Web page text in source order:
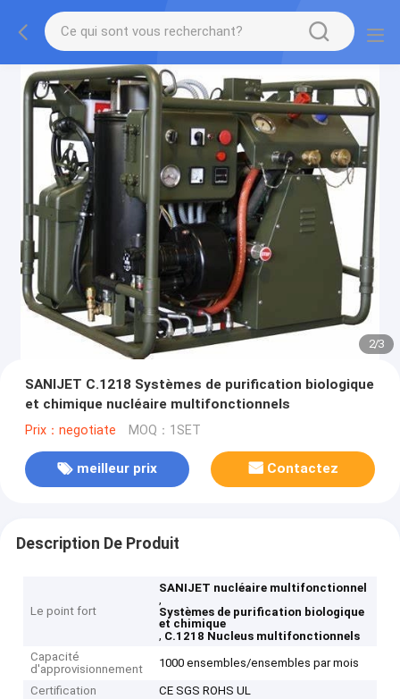
2/3
SANIJET C.1218 Systèmes de purification biologique
et chimique nucléaire multifonctionnels
Prix：negotiate MOQ：1SET
meilleur prix Contactez
Description De Produit
Le point fort
SANIJET nucléaire multifonctionnel
,
Systèmes de purification biologique
et chimique
, C.1218 Nucleus multifonctionnels
Capacité
d'approvisionnement
1000 ensembles/ensembles par mois
Certification
CE SGS ROHS UL